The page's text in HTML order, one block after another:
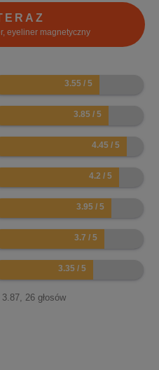
eyeliner magnetyczny
3.87 26 głosów